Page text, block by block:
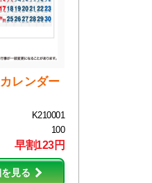
レンダー
K210001
100
早割123円
見る